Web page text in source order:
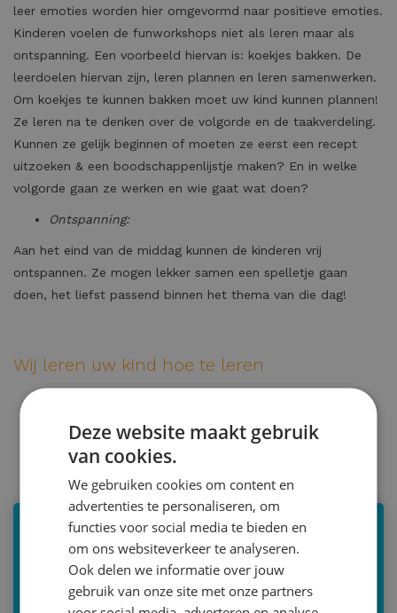
leer emoties worden hier omgevormd naar positieve emoties.
Kinderen voelen de funworkshops niet als leren maar als
ontspanning. Een voorbeeld hiervan is: koekjes bakken. De
leerdoelen hiervan zijn, leren plannen en leren samenwerken.
Om koekjes te kunnen bakken moet uw kind kunnen plannen!
Ze leren na te denken over de volgorde en de taakverdeling.
Kunnen ze gelijk beginnen of moeten ze eerst een recept
uitzoeken & een boodschappenlijstje maken? En in welke
volgorde gaan ze werken en wie gaat wat doen?
Ontspanning:
Aan het eind van de middag kunnen de kinderen vrij
ontspannen. Ze mogen lekker samen een spelletje gaan
doen, het liefst passend binnen het thema van die dag!
Wij leren uw kind hoe te leren
plannen?
Wil je dat je kind spelenderwijs leert leren?
Wil je dat gewoon thuis?
Studiebegeleiding aan huis
€85,00 per uur + éénmalig intakegesprek op basis
van €85,00 per uur
Deze website maakt gebruik
van cookies.
We gebruiken cookies om content en
advertenties te personaliseren, om
functies voor social media te bieden en
om ons websiteverkeer te analyseren.
Ook delen we informatie over jouw
gebruik van onze site met onze partners